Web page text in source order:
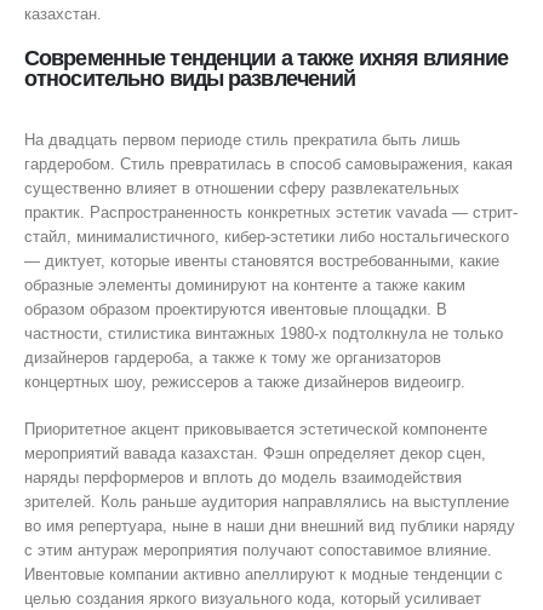
казахстан.
Современные тенденции а также ихняя влияние
относительно виды развлечений
На двадцать первом периоде стиль прекратила быть лишь
гардеробом. Стиль превратилась в способ самовыражения, какая
существенно влияет в отношении сферу развлекательных
практик. Распространенность конкретных эстетик vavada — стрит-
стайл, минималистичного, кибер-эстетики либо ностальгического
— диктует, которые ивенты становятся востребованными, какие
образные элементы доминируют на контенте а также каким
образом образом проектируются ивентовые площадки. В
частности, стилистика винтажных 1980-х подтолкнула не только
дизайнеров гардероба, а также к тому же организаторов
концертных шоу, режиссеров а также дизайнеров видеоигр.
Приоритетное акцент приковывается эстетической компоненте
мероприятий вавада казахстан. Фэшн определяет декор сцен,
наряды перформеров и вплоть до модель взаимодействия
зрителей. Коль раньше аудитория направлялись на выступление
во имя репертуара, ныне в наши дни внешний вид публики наряду
с этим антураж мероприятия получают сопоставимое влияние.
Ивентовые компании активно апеллируют к модные тенденции с
целью создания яркого визуального кода, который усиливает